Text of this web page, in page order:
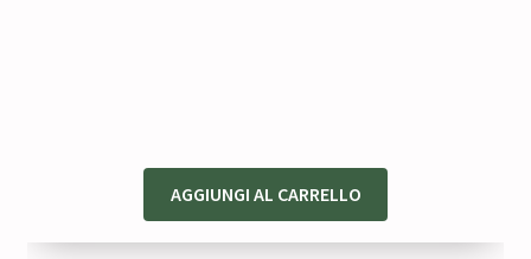
AGGIUNGI AL CARRELLO